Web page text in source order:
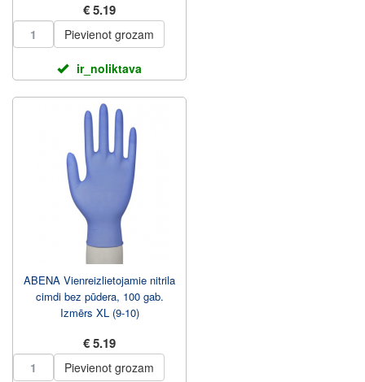
€ 5.19
Pievienot grozam
ir_noliktava
ABENA Vienreizlietojamie nitrila
cimdi bez pūdera, 100 gab.
Izmērs XL (9-10)
€ 5.19
Pievienot grozam